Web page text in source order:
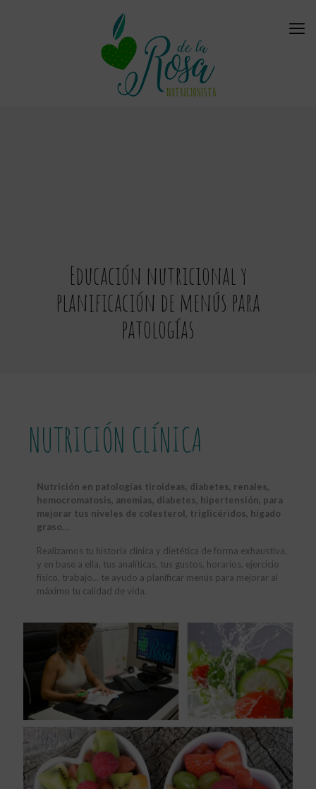
Educación nutricional y
planificación de menús para
patologías
NUTRICIÓN CLÍNICA
Nutrición en patologías tiroideas, diabetes, renales,
hemocromatosis, anemias, diabetes, hipertensión, para
mejorar tus niveles de colesterol, triglicéridos, hígado
graso…
Realizamos tu historia clínica y dietética de forma exhaustiva,
y en base a ella, tus analíticas, tus gustos, horarios, ejercicio
físico, trabajo… te ayudo a planificar menús para mejorar al
máximo tu calidad de vida.